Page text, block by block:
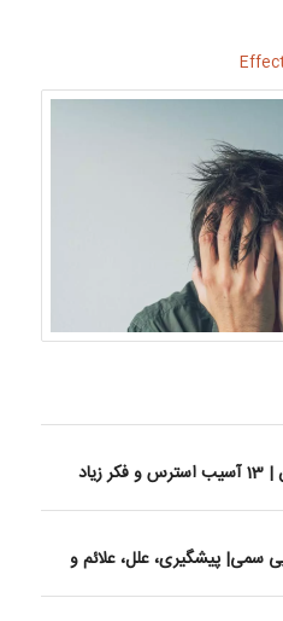
سمی| پیشگیری، علل، علائم و